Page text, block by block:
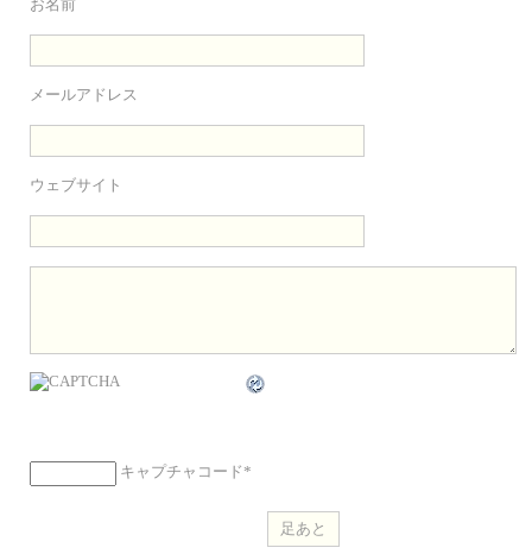
お名前
メールアドレス
ウェブサイト
キャプチャコード *